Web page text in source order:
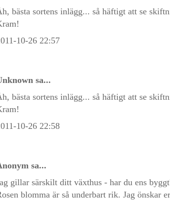
bästa sortens inlägg... så häftigt att se
10-26 22:57
sa...
bästa sortens inlägg... så häftigt att se
10-26 22:58
sa...
gillar särskilt ditt växthus - har du ens
blomma är så underbart rik. Jag önskar